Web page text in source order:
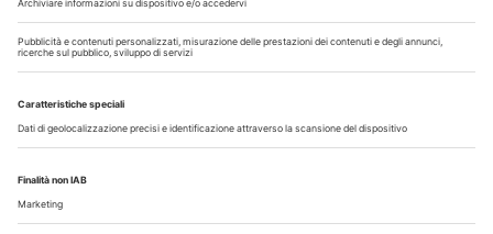
Il flusso di lavoro dell’odontoiatra chairside
Odontoiatria33